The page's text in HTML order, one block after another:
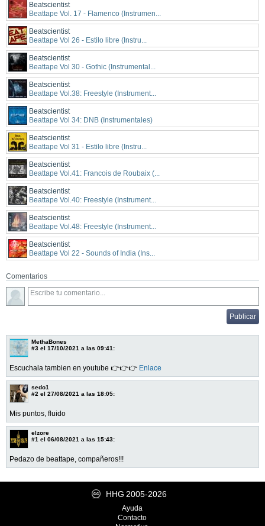
Beatscientist
Beattape Vol. 17 - Flamenco (Instrumen...
Beatscientist
Beattape Vol 26 - Estilo libre (Instru...
Beatscientist
Beattape Vol 30 - Gothic (Instrumental...
Beatscientist
Beattape Vol.38: Freestyle (Instrument...
Beatscientist
Beattape Vol 34: DNB (Instrumentales)
Beatscientist
Beattape Vol 31 - Estilo libre (Instru...
Beatscientist
Beattape Vol.41: Francois de Roubaix (...
Beatscientist
Beattape Vol.40: Freestyle (Instrument...
Beatscientist
Beattape Vol.48: Freestyle (Instrument...
Beatscientist
Beattape Vol 22 - Sounds of India (Ins...
Comentarios
MethaBones
#3 el 17/10/2021 a las 09:41:
Escuchala tambien en youtube 👉👉👉 Enlace
sedo1
#2 el 27/08/2021 a las 18:05:
Mis puntos, fluido
elzore
#1 el 06/08/2021 a las 15:43:
Pedazo de beattape, compañeros!!!
HHG 2005-2026
Ayuda
Contacto